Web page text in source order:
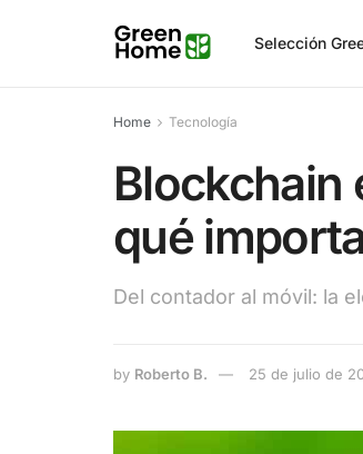
Selección
Home Tecnología
Blockchain
qué
Del contador al móvil: la
by Roberto B. 25 de julio de